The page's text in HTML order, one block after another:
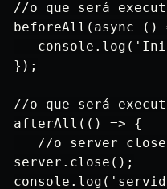
//o que será
beforeAll(async ()
});
//o que será
afterAll(() => {
//o server
server.close();